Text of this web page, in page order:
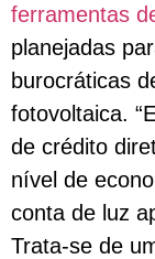
ferramentas
planejadas
burocráticas
fotovoltaica.
de crédito
nível de
conta de luz
Trata-se de